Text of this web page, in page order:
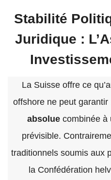
Stabilité
Juridique :
La Suisse offre ce
offshore ne peut garantir
absolue combinée à
prévisible.
traditionnels soumis aux
la Confédération